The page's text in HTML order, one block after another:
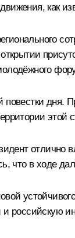
как
повестки
что в ходе
и